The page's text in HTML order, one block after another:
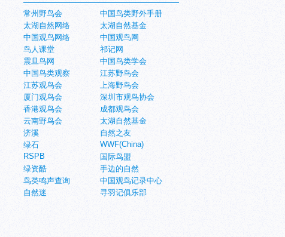
常州野鸟会
中国鸟类野外手册
太湖自然网络
太湖自然基金
中国观鸟网络
中国观鸟网
鸟人课堂
祁记网
震旦鸟网
中国鸟类学会
中国鸟类观察
江苏野鸟会
江苏观鸟会
上海野鸟会
厦门观鸟会
深圳市观鸟协会
香港观鸟会
成都观鸟会
云南野鸟会
太湖自然基金
济溪
自然之友
绿石
WWF(China)
RSPB
国际鸟盟
绿资酷
手边的自然
鸟类鸣声查询
中国观鸟记录中心
自然迷
寻羽记俱乐部